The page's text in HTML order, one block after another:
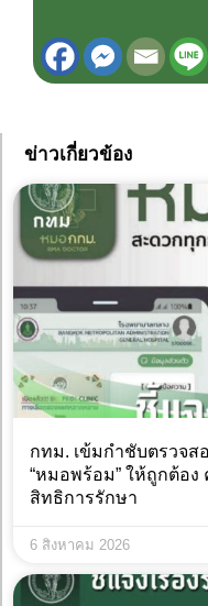
ข่าวเกี่ยวข้อง
กทม. เข้มกำชับตรวจส
“หมอพร้อม” ให้ถูกต้อ
สิทธิการรักษา
6 สิงหาคม 2026